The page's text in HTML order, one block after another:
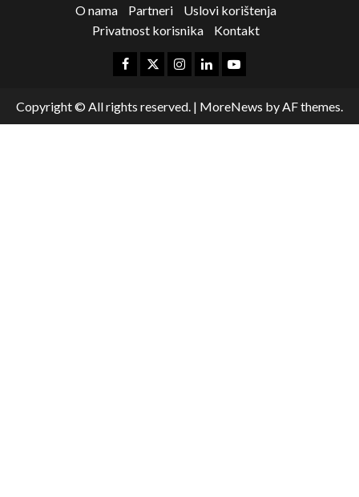
O nama Partneri
Uslovi korištenja
Privatnost korisnika
Kontakt
Copyright © All rights reserved. | MoreNews by AF themes.